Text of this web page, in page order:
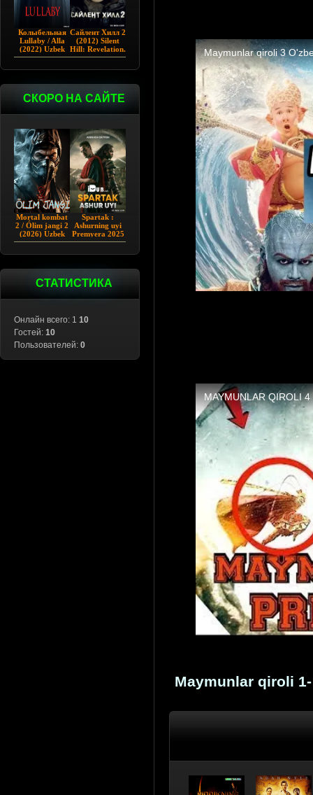
Колыбельная
Lullaby / Alla
(2022) Uzbek
tilida
Сайлент Хилл 2
(2012) Silent
Hill: Revelation.
СКОРО НА САЙТЕ
Mortal kombat
2 / Ólim jangi 2
(2026) Uzbek
tilida
Spartak :
Ashurning uyi
Premyera 2025
Barcha qismlar
СТАТИСТИКА
Онлайн всего: 1 10
Гостей: 10
Пользователей: 0
Maymunlar qiroli